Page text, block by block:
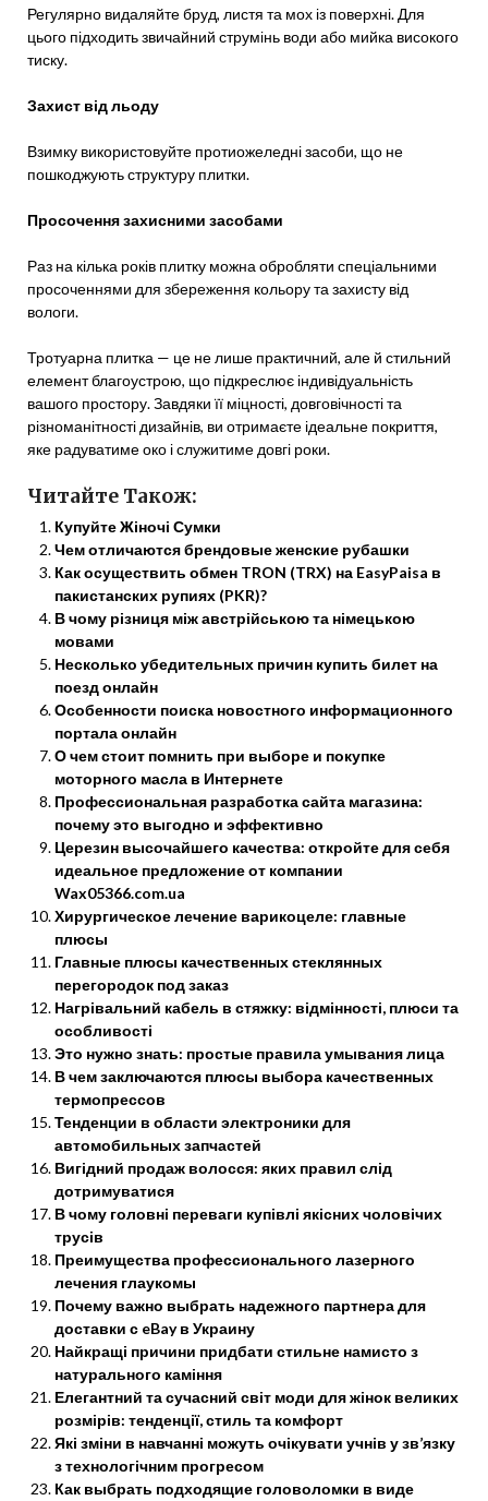
Регулярно видаляйте бруд, листя та мох із поверхні. Для
цього підходить звичайний струмінь води або мийка високого
тиску.
Захист від льоду
Взимку використовуйте протиожеледні засоби, що не
пошкоджують структуру плитки.
Просочення захисними засобами
Раз на кілька років плитку можна обробляти спеціальними
просоченнями для збереження кольору та захисту від
вологи.
Тротуарна плитка — це не лише практичний, але й стильний
елемент благоустрою, що підкреслює індивідуальність
вашого простору. Завдяки її міцності, довговічності та
різноманітності дизайнів, ви отримаєте ідеальне покриття,
яке радуватиме око і служитиме довгі роки.
Читайте Також:
Купуйте Жіночі Сумки
Чем отличаются брендовые женские рубашки
Как осуществить обмен TRON (TRX) на EasyPaisa в
пакистанских рупиях (PKR)?
В чому різниця між австрійською та німецькою
мовами
Несколько убедительных причин купить билет на
поезд онлайн
Особенности поиска новостного информационного
портала онлайн
О чем стоит помнить при выборе и покупке
моторного масла в Интернете
Профессиональная разработка сайта магазина:
почему это выгодно и эффективно
Церезин высочайшего качества: откройте для себя
идеальное предложение от компании
Wax05366.com.ua
Хирургическое лечение варикоцеле: главные
плюсы
Главные плюсы качественных стеклянных
перегородок под заказ
Нагрівальний кабель в стяжку: відмінності, плюси та
особливості
Это нужно знать: простые правила умывания лица
В чем заключаются плюсы выбора качественных
термопрессов
Тенденции в области электроники для
автомобильных запчастей
Вигідний продаж волосся: яких правил слід
дотримуватися
В чому головні переваги купівлі якісних чоловічих
трусів
Преимущества профессионального лазерного
лечения глаукомы
Почему важно выбрать надежного партнера для
доставки с eBay в Украину
Найкращі причини придбати стильне намисто з
натурального каміння
Елегантний та сучасний світ моди для жінок великих
розмірів: тенденції, стиль та комфорт
Які зміни в навчанні можуть очікувати учнів у зв’язку
з технологічним прогресом
Как выбрать подходящие головоломки в виде